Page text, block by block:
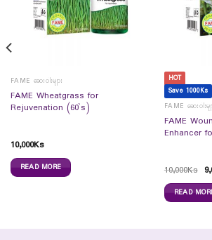
FAME ဆေးဝါးများ
FAME Wheatgrass for
Rejuvenation (60`s)
10,000Ks
READ MORE
HOT
Save 1000Ks
FAME ဆေးဝါးမျ
FAME
Enhancer
10,000Ks
READ